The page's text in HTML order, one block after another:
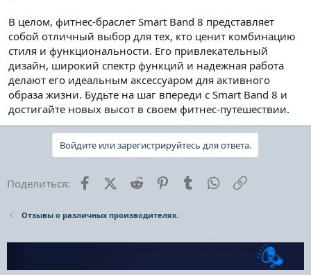
В целом, фитнес-браслет Smart Band 8 представляет
собой отличный выбор для тех, кто ценит комбинацию
стиля и функциональности. Его привлекательный
дизайн, широкий спектр функций и надежная работа
делают его идеальным аксессуаром для активного
образа жизни. Будьте на шаг впереди с Smart Band 8 и
достигайте новых высот в своем фитнес-путешествии.
Войдите или зарегистрируйтесь для ответа.
Поделиться: FacebookX (Twitter)
Reddit PinterestTumblr WhatsApp
Отзывы о различных производителях.